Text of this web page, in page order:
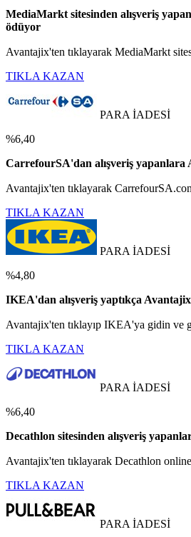
MediaMarkt sitesinden alışveriş
ödüyor
Avantajix'ten tıklayarak MediaMarkt
TIKLA KAZAN
PARA İADESİ
%6,40
CarrefourSA'dan alışveriş
Avantajix'ten tıklayarak
TIKLA KAZAN
PARA İADESİ
%4,80
IKEA'dan alışveriş yaptıkça
Avantajix'ten tıklayıp IKEA'ya gidin ve
TIKLA KAZAN
PARA İADESİ
%6,40
Decathlon sitesinden alışveriş
Avantajix'ten tıklayarak Decathlon
TIKLA KAZAN
PARA İADESİ